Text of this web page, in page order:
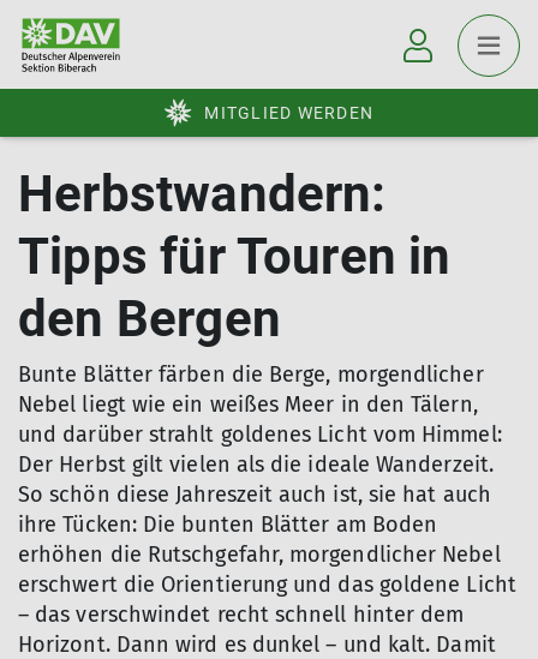
MITGLIED WERDEN
Herbstwandern:
Tipps für Touren in
den Bergen
Bunte Blätter färben die Berge, morgendlicher
Nebel liegt wie ein weißes Meer in den Tälern,
und darüber strahlt goldenes Licht vom Himmel:
Der Herbst gilt vielen als die ideale Wanderzeit.
So schön diese Jahreszeit auch ist, sie hat auch
ihre Tücken: Die bunten Blätter am Boden
erhöhen die Rutschgefahr, morgendlicher Nebel
erschwert die Orientierung und das goldene Licht
– das verschwindet recht schnell hinter dem
Horizont. Dann wird es dunkel – und kalt. Damit